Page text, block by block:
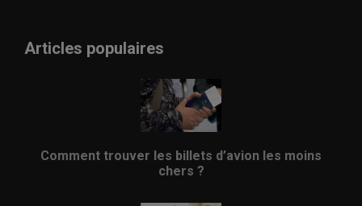
Articles populaires
Comment trouver les billets d’avion les moins
chers ?